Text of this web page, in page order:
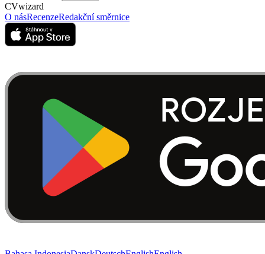
CVwizard
O násRecenzeRedakční směrnice